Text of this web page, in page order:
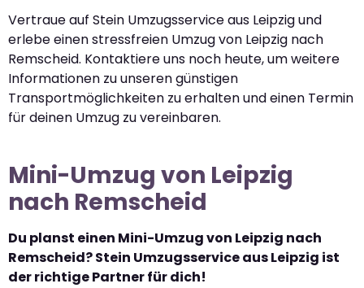
Vertraue auf Stein Umzugsservice aus Leipzig und
erlebe einen stressfreien Umzug von Leipzig nach
Remscheid. Kontaktiere uns noch heute, um weitere
Informationen zu unseren günstigen
Transportmöglichkeiten zu erhalten und einen Termin
für deinen Umzug zu vereinbaren.
Mini-Umzug von Leipzig
nach Remscheid
Du planst einen Mini-Umzug von Leipzig nach
Remscheid? Stein Umzugsservice aus Leipzig ist
der richtige Partner für dich!